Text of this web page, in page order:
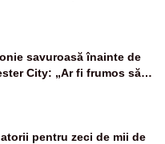
savuroasă înainte de
City: „Ar fi frumos să
de la noi”
pentru zeci de mii de